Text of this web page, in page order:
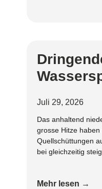
Juli 29, 2026
Das anhaltend
grosse Hitze
Quellschüttungen
bei gleichzeitig
Mehr lesen →